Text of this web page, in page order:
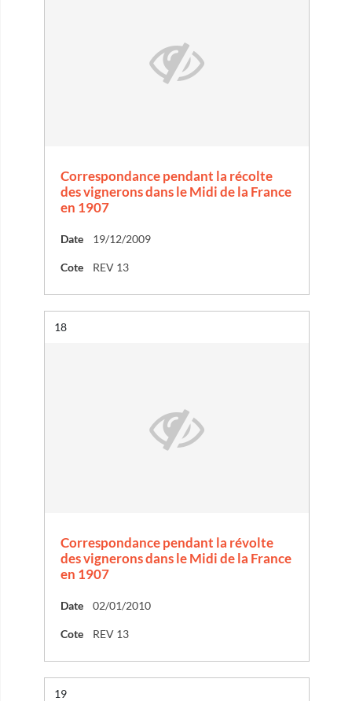
Correspondance pendant la récolte
des vignerons dans le Midi de la France
en 1907
Date 19/12/2009
Cote REV 13
Résultat n°
18
Correspondance pendant la révolte
des vignerons dans le Midi de la France
en 1907
Date 02/01/2010
Cote REV 13
Résultat n°
19